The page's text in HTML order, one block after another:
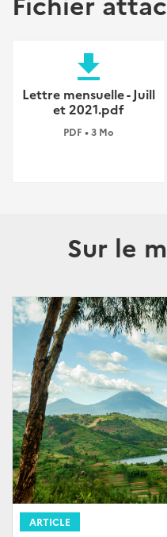
file_download
Lettre mensuelle - Juill
et 2021.pdf
PDF • 3 Mo
Sur le
ARTICLE